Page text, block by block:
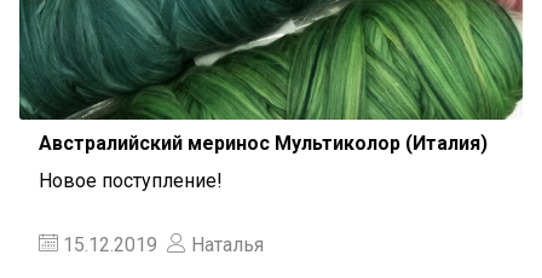
Австралийский меринос Мультиколор (Италия)
Новое поступление!
15.12.2019 Наталья